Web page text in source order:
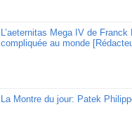
L’aeternitas Mega IV de
compliquée au monde
La Montre du jour: Patek